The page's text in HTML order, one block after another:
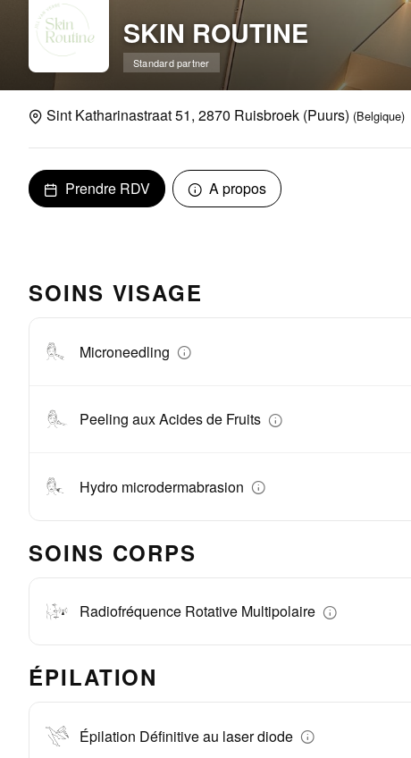
SKIN ROUTINE
Standard partner
Sint Katharinastraat 51, 2870 Ruisbroek (Puurs) (Belgique)
Prendre RDV A propos
SOINS VISAGE
Microneedling
Peeling aux Acides de Fruits
Hydro microdermabrasion
SOINS CORPS
Radiofréquence Rotative Multipolaire
ÉPILATION
Épilation Définitive au laser diode